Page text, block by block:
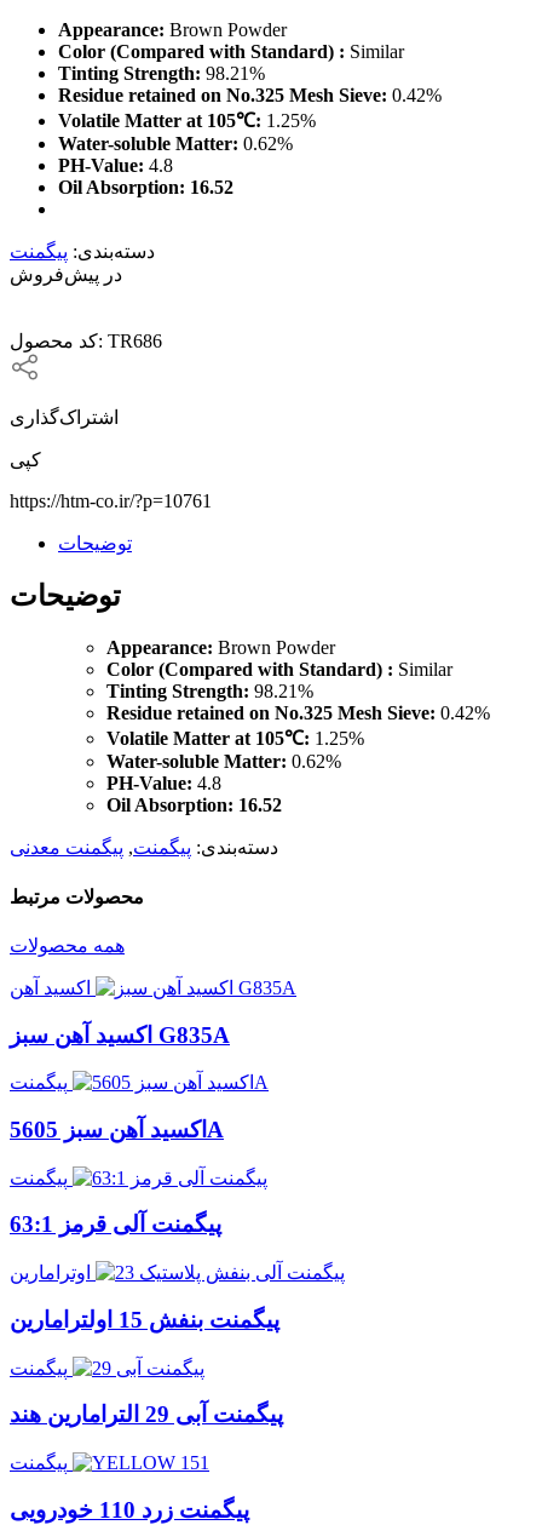
Appearance: Brown Powder
Color (Compared with Standard) : Similar
Tinting Strength: 98.21%
Residue retained on No.325 Mesh Sieve: 0.42%
Volatile Matter at 105℃: 1.25%
Water-soluble Matter: 0.62%
PH-Value: 4.8
Oil Absorption: 16.52
دسته‌بندی: پیگمنت
در پیش‌فروش
کد محصول: TR686
اشتراک‌گذاری
کپی
https://htm-co.ir/?p=10761
توضیحات
توضیحات
Appearance: Brown Powder
Color (Compared with Standard) : Similar
Tinting Strength: 98.21%
Residue retained on No.325 Mesh Sieve: 0.42%
Volatile Matter at 105℃: 1.25%
Water-soluble Matter: 0.62%
PH-Value: 4.8
Oil Absorption: 16.52
دسته‌بندی: پیگمنت, پیگمنت معدنی
محصولات مرتبط
همه محصولات
اکسید آهن سبز G835A
اکسید آهن سبز 5605A
پیگمنت آلی قرمز 63:1
پیگمنت بنفش 15 اولترامارین
پیگمنت آبی 29 الترامارین هند
پیگمنت زرد 110 خودرویی